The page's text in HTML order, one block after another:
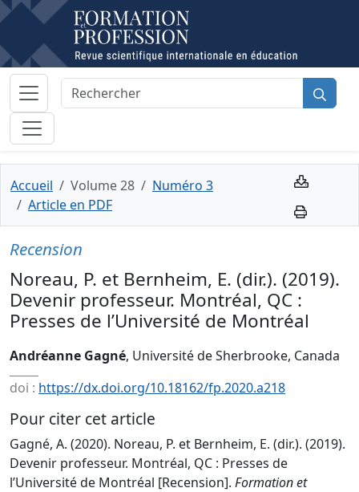
Accueil Volume 28
Numéro 3
Article en PDF
Recension
Noreau, P. et Bernheim, E. (dir.). (2019).
Devenir professeur. Montréal, QC :
Presses de l’Université de Montréal
Andréanne Gagné, Université de Sherbrooke, Canada
doi : https://dx.doi.org/10.18162/fp.2020.a218
Pour citer cet article
Gagné, A. (2020). Noreau, P. et Bernheim, E. (dir.). (2019).
Devenir professeur. Montréal, QC : Presses de
l’Université de Montréal [Recension]. Formation et